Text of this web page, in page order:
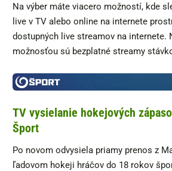
Na výber máte viacero možností, kde
live v TV alebo online na internete
dostupných live streamov na internete.
možnosťou sú bezplatné streamy
TV vysielanie hokejových
Šport
Po novom odvysiela priamy prenos z
ľadovom hokeji hráčov do 18 rokov